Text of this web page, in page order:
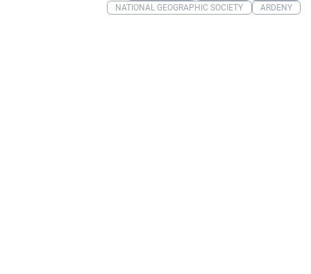
NATIONAL GEOGRAPHIC SOCIETY ARDENY